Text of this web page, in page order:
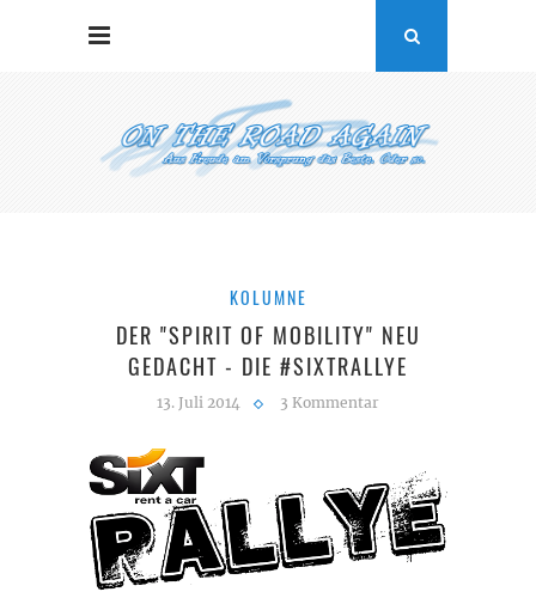
KOLUMNE
DER "SPIRIT OF MOBILITY" NEU
GEDACHT - DIE #SIXTRALLYE
13. Juli 2014 3 Kommentar